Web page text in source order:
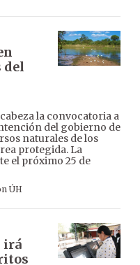
del
la convocatoria a
del gobierno de
naturales de los
protegida. La
el próximo 25 de
ÚH
irá